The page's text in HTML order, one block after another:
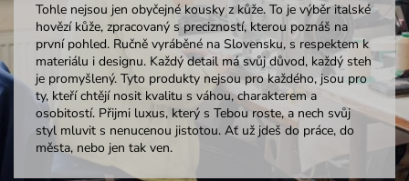
Tohle nejsou jen obyčejné kousky z kůže. To je výběr italské
hovězí kůže, zpracovaný s precizností, kterou poznáš na
první pohled. Ručně vyráběné na Slovensku, s respektem k
materiálu i designu. Každý detail má svůj důvod, každý steh
je promyšlený. Tyto produkty nejsou pro každého, jsou pro
ty, kteří chtějí nosit kvalitu s váhou, charakterem a
osobitostí. Přijmi luxus, který s Tebou roste, a nech svůj
styl mluvit s nenucenou jistotou. Ať už jdeš do práce, do
města, nebo jen tak ven.